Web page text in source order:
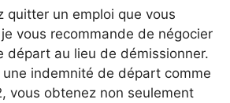
quitter un emploi que vous
je vous recommande de négocier
départ au lieu de démissionner.
une indemnité de départ comme
vous obtenez non seulement